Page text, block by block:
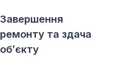
Завершення
ремонту та здача
об’єкту